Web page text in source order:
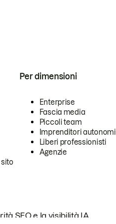
Per dimensioni
Enterprise
Fascia media
Piccoli team
Imprenditori autonomi
Liberi professionisti
Agenzie
SEO e la visibilità IA.